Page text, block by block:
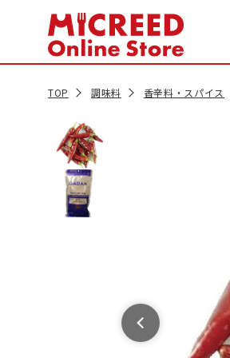
TOP 調味料 香辛料・スパイス